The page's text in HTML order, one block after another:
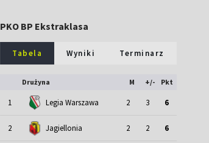
PKO BP Ekstraklasa
Tabela Wyniki Terminarz
Drużyna M +/- Pkt
1 Legia Warszawa 2 3 6
2 Jagiellonia 2 2 6